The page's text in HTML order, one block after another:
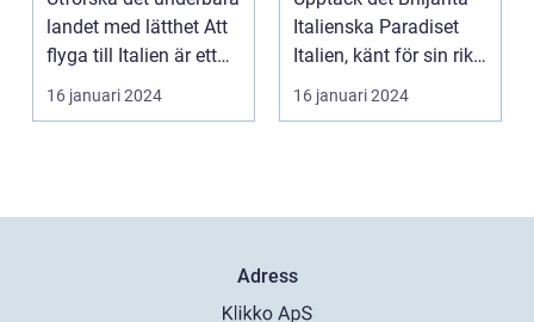
landet med lätthet Att
flyga till Italien är ett
fantast...
16 januari 2024
Italienska Paradiset
Italien, känt för sin rika
historia, ...
16 januari 2024
Adress